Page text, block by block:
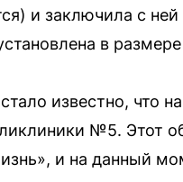
и заключила с
в
известно, что
№5. Этот
и на данный